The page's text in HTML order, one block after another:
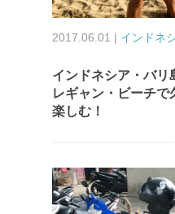
2017.06.01 | インドネ
インドネシア・バリ
レギャン・ビーチで
楽しむ！